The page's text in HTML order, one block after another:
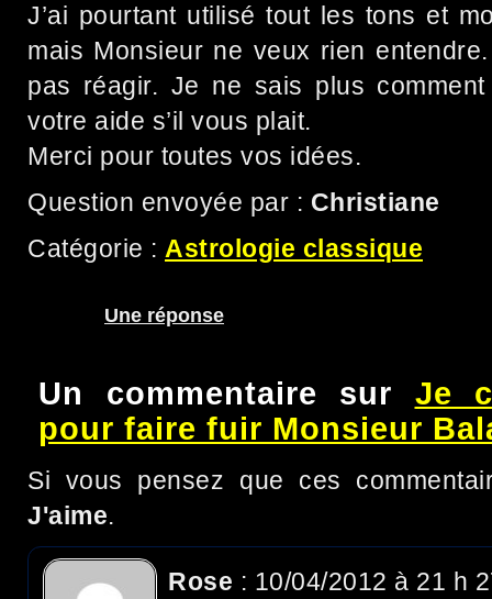
J’ai pourtant utilisé tout les tons et
mais Monsieur ne veux rien
pas réagir. Je ne sais plus
votre aide s’il vous plait.
Merci pour toutes vos idées.
Question envoyée par : Christiane
Catégorie : Astrologie classique
Une réponse
Un commentaire sur Je
pour faire fuir Monsieur
Si vous pensez que ces
J'aime.
Rose : 10/04/2012 à 21 h